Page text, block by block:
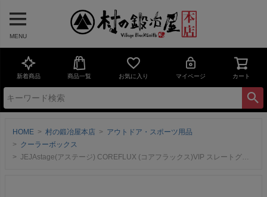
MENU
新着商品 商品一覧 お気に入り マイページ カート
HOME 村の鍛冶屋本店
アウトドア・スポーツ用品
クーラーボックス
JEJAstage(アステージ) COREFLUX (コアフラックス)VIP スレートグレー 65L CFV-65G 真空断熱パネル 6面全面断熱 座れる 高保冷力 クーラーボックス 1000lペットボトルなら27本収納可能！送料無料